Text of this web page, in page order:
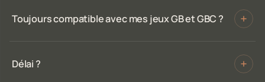
Toujours compatible avec mes jeux GB et GBC ?
Délai ?